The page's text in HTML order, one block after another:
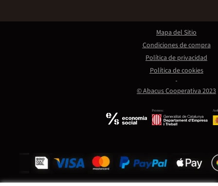
Promou:
© Abacus Cooperativa 2023
Mapa del Sitio
Condiciones de compra
Política de privacidad
Política de cookies